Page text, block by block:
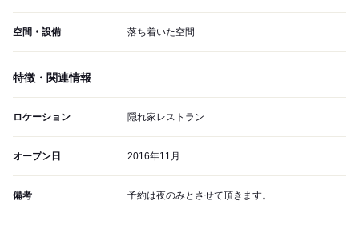
空間・設備 落ち着いた空間
特徴・関連情報
ロケーション 隠れ家レストラン
オープン日 2016年11月
備考 予約は夜のみとさせて頂きます。